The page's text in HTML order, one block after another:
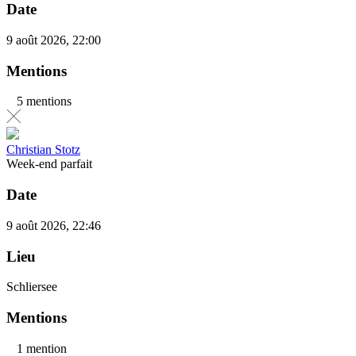
Date
9 août 2026, 22:00
Mentions
5 mentions
Christian Stotz
Week-end parfait
Date
9 août 2026, 22:46
Lieu
Schliersee
Mentions
1 mention